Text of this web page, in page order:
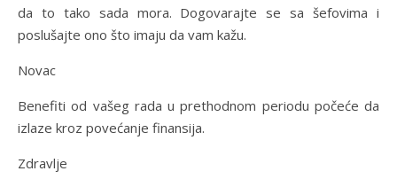
da to tako sada mora. Dogovarajte se sa šefovima i
poslušajte ono što imaju da vam kažu.
Novac
Benefiti od vašeg rada u prethodnom periodu počeće da
izlaze kroz povećanje finansija.
Zdravlje